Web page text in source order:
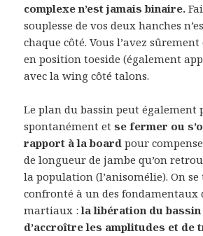
complexe n’est jamais binaire.
souplesse de vos deux hanches
chaque côté. Vous l’avez
en position toeside (également
avec la wing côté talons.
Le plan du bassin peut également
spontanément etse fermer ou
rapport à la boardpour
de longueur de jambe qu’on
la population (l’anisomélie). On
confronté à un des fondamentaux
martiaux :la libération du
d’accroître les amplitudes et de